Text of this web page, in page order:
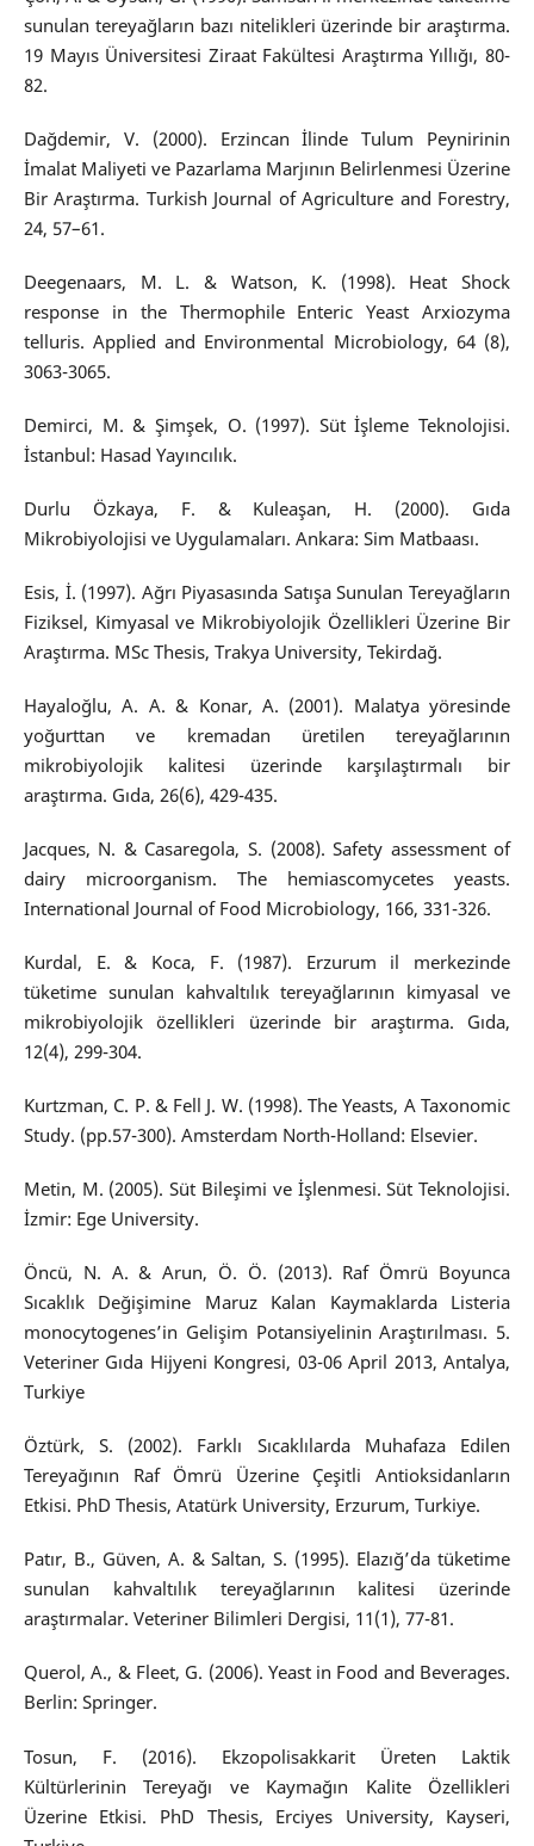
sunulan tereyağların bazı nitelikleri üzerinde bir araştırma.
19 Mayıs Üniversitesi Ziraat Fakültesi Araştırma Yıllığı, 80-
82.
Dağdemir, V. (2000). Erzincan İlinde Tulum Peynirinin
İmalat Maliyeti ve Pazarlama Marjının Belirlenmesi Üzerine
Bir Araştırma. Turkish Journal of Agriculture and Forestry,
24, 57–61.
Deegenaars, M. L. & Watson, K. (1998). Heat Shock
response in the Thermophile Enteric Yeast Arxiozyma
telluris. Applied and Environmental Microbiology, 64 (8),
3063-3065.
Demirci, M. & Şimşek, O. (1997). Süt İşleme Teknolojisi.
İstanbul: Hasad Yayıncılık.
Durlu Özkaya, F. & Kuleaşan, H. (2000). Gıda
Mikrobiyolojisi ve Uygulamaları. Ankara: Sim Matbaası.
Esis, İ. (1997). Ağrı Piyasasında Satışa Sunulan Tereyağların
Fiziksel, Kimyasal ve Mikrobiyolojik Özellikleri Üzerine Bir
Araştırma. MSc Thesis, Trakya University, Tekirdağ.
Hayaloğlu, A. A. & Konar, A. (2001). Malatya yöresinde
yoğurttan ve kremadan üretilen tereyağlarının
mikrobiyolojik kalitesi üzerinde karşılaştırmalı bir
araştırma. Gıda, 26(6), 429-435.
Jacques, N. & Casaregola, S. (2008). Safety assessment of
dairy microorganism. The hemiascomycetes yeasts.
International Journal of Food Microbiology, 166, 331-326.
Kurdal, E. & Koca, F. (1987). Erzurum il merkezinde
tüketime sunulan kahvaltılık tereyağlarının kimyasal ve
mikrobiyolojik özellikleri üzerinde bir araştırma. Gıda,
12(4), 299-304.
Kurtzman, C. P. & Fell J. W. (1998). The Yeasts, A Taxonomic
Study. (pp.57-300). Amsterdam North-Holland: Elsevier.
Metin, M. (2005). Süt Bileşimi ve İşlenmesi. Süt Teknolojisi.
İzmir: Ege University.
Öncü, N. A. & Arun, Ö. Ö. (2013). Raf Ömrü Boyunca
Sıcaklık Değişimine Maruz Kalan Kaymaklarda Listeria
monocytogenes’in Gelişim Potansiyelinin Araştırılması. 5.
Veteriner Gıda Hijyeni Kongresi, 03-06 April 2013, Antalya,
Turkiye
Öztürk, S. (2002). Farklı Sıcaklılarda Muhafaza Edilen
Tereyağının Raf Ömrü Üzerine Çeşitli Antioksidanların
Etkisi. PhD Thesis, Atatürk University, Erzurum, Turkiye.
Patır, B., Güven, A. & Saltan, S. (1995). Elazığ’da tüketime
sunulan kahvaltılık tereyağlarının kalitesi üzerinde
araştırmalar. Veteriner Bilimleri Dergisi, 11(1), 77-81.
Querol, A., & Fleet, G. (2006). Yeast in Food and Beverages.
Berlin: Springer.
Tosun, F. (2016). Ekzopolisakkarit Üreten Laktik
Kültürlerinin Tereyağı ve Kaymağın Kalite Özellikleri
Üzerine Etkisi. PhD Thesis, Erciyes University, Kayseri,